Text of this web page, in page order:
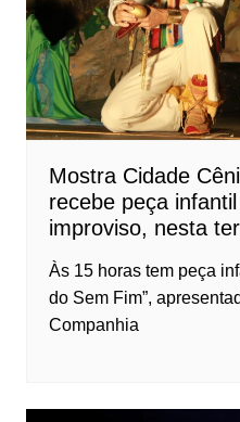
Mostra Cidade
recebe peça
improviso, nesta
Às 15 horas tem peça
do Sem Fim”,
Companhia